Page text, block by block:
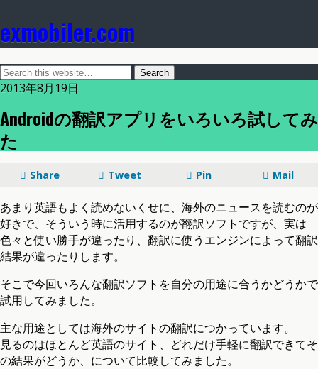
exmobiler.com
2013年8月19日
Androidの翻訳アプリをいろいろ試してみ
た
Share Tweet Pin Mail
あまり英語もよく読めないくせに、海外のニュースを読むのが
好きで、そういう時に活用するのが翻訳ソフトですが、実は
色々と使い勝手が違ったり、翻訳に使うエンジンによって翻訳
結果が違ったりします。
そこで今回いろんな翻訳ソフトを自分の用途に合うかどうかで
試用してみました。
主な用途としては海外のサイトの翻訳につかっています。
見るのはほとんど英語のサイト、どれだけ手軽に翻訳できてそ
の結果がどうか、について比較してみました。